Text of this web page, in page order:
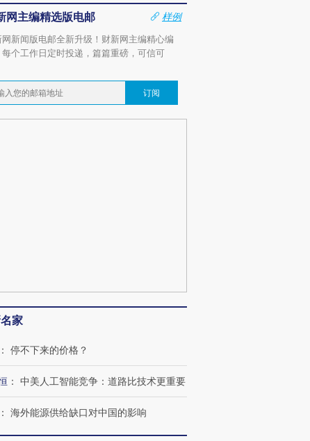
网主编精选版电邮
样例
网新闻版电邮全新升级！财新网主编精心编
每个工作日定时投递，篇篇重磅，可信可
订阅
家
： 停不下来的价格？
： 中美人工智能竞争：道路比技术更重要
： 海外能源供给缺口对中国的影响